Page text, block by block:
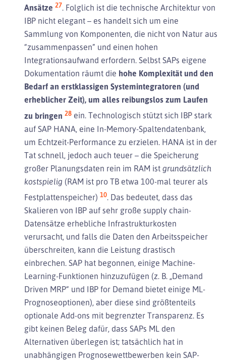
Ansätze 27. Folglich ist die technische Architektur von
IBP nicht elegant – es handelt sich um eine
Sammlung von Komponenten, die nicht von Natur aus
“zusammenpassen” und einen hohen
Integrationsaufwand erfordern. Selbst SAPs eigene
Dokumentation räumt die hohe Komplexität und den
Bedarf an erstklassigen Systemintegratoren (und
erheblicher Zeit), um alles reibungslos zum Laufen
zu bringen 28 ein. Technologisch stützt sich IBP stark
auf SAP HANA, eine In-Memory-Spaltendatenbank,
um Echtzeit-Performance zu erzielen. HANA ist in der
Tat schnell, jedoch auch teuer – die Speicherung
großer Planungsdaten rein im RAM ist grundsätzlich
kostspielig (RAM ist pro TB etwa 100-mal teurer als
Festplattenspeicher) 10. Das bedeutet, dass das
Skalieren von IBP auf sehr große supply chain-
Datensätze erhebliche Infrastrukturkosten
verursacht, und falls die Daten den Arbeitsspeicher
überschreiten, kann die Leistung drastisch
einbrechen. SAP hat begonnen, einige Machine-
Learning-Funktionen hinzuzufügen (z. B. „Demand
Driven MRP“ und IBP for Demand bietet einige ML-
Prognoseoptionen), aber diese sind größtenteils
optionale Add-ons mit begrenzter Transparenz. Es
gibt keinen Beleg dafür, dass SAPs ML den
Alternativen überlegen ist; tatsächlich hat in
unabhängigen Prognosewettbewerben kein SAP-